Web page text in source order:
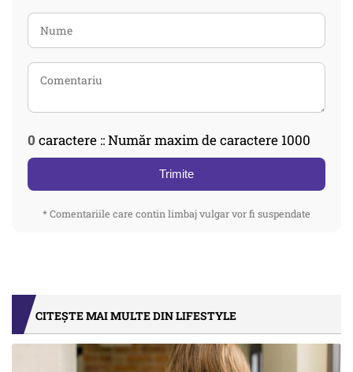
0 caractere :: Număr maxim de caractere 1000
Trimite
* Comentariile care contin limbaj vulgar vor fi suspendate
CITEȘTE MAI MULTE DIN LIFESTYLE